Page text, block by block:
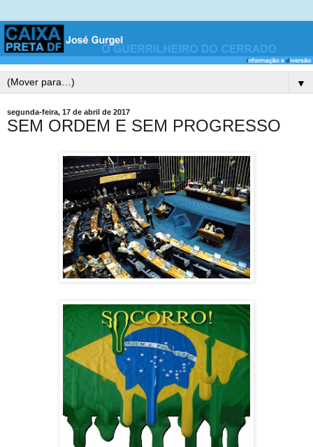
▼
segunda-feira, 17 de abril de 2017
SEM ORDEM E SEM PROGRESSO